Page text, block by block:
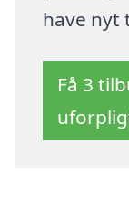
have nyt
Få 3